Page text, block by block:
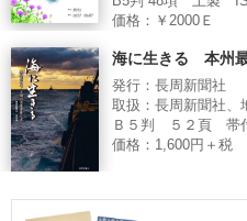
価格：￥2000Ｅ
海に生きる 本州
発行：長周新聞社
取扱：長周新聞社、
Ｂ５判 ５２頁 帯
価格：1,600円＋税